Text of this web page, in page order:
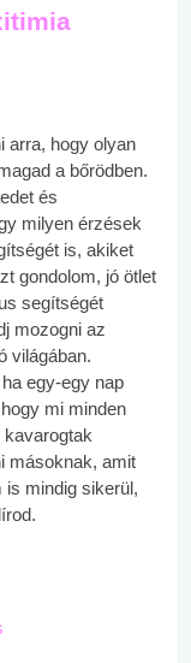
arra, hogy olyan
a bőrödben.
és
milyen érzések
is, akiket
gondolom, jó ötlet
segítségét
mozogni az
világában.
egy-egy nap
mi minden
másoknak, amit
is mindig sikerül,